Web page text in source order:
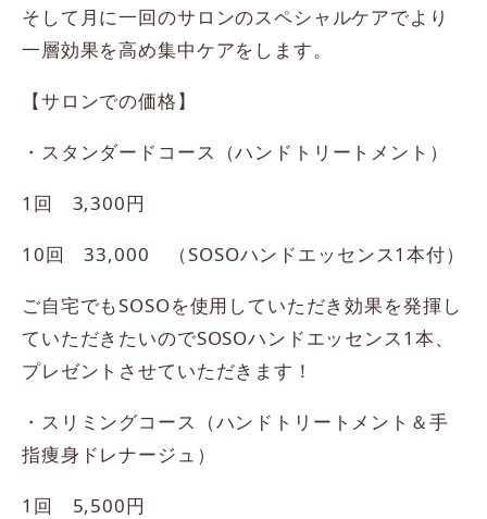
そして月に一回のサロンのスペシャルケアでより
一層効果を高め集中ケアをします。
【サロンでの価格】
・スタンダードコース（ハンドトリートメント）
1回 3,300円
10回 33,000 （SOSOハンドエッセンス1本付）
ご自宅でもSOSOを使用していただき効果を発揮し
ていただきたいのでSOSOハンドエッセンス1本、
プレゼントさせていただきます！
・スリミングコース（ハンドトリートメント＆手
指痩身ドレナージュ）
1回 5,500円